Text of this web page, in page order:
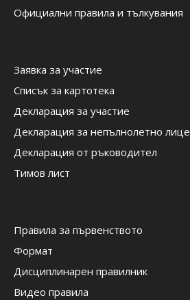
Официални правила и тълкувания
Заявка за участие
Списък за картотека
Декларация за участие
Декларация за непълнолетно лице
Декларация от ръководител
Тимов лист
Правила за първенството
Формат
Дисциплинарен правилник
Видео правила